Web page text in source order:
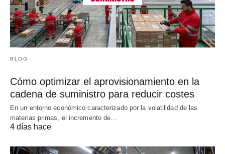
BLOG
Cómo optimizar el aprovisionamiento en la
cadena de suministro para reducir costes
En un entorno económico caracterizado por la volatilidad de las
materias primas, el incremento de…
4 días hace